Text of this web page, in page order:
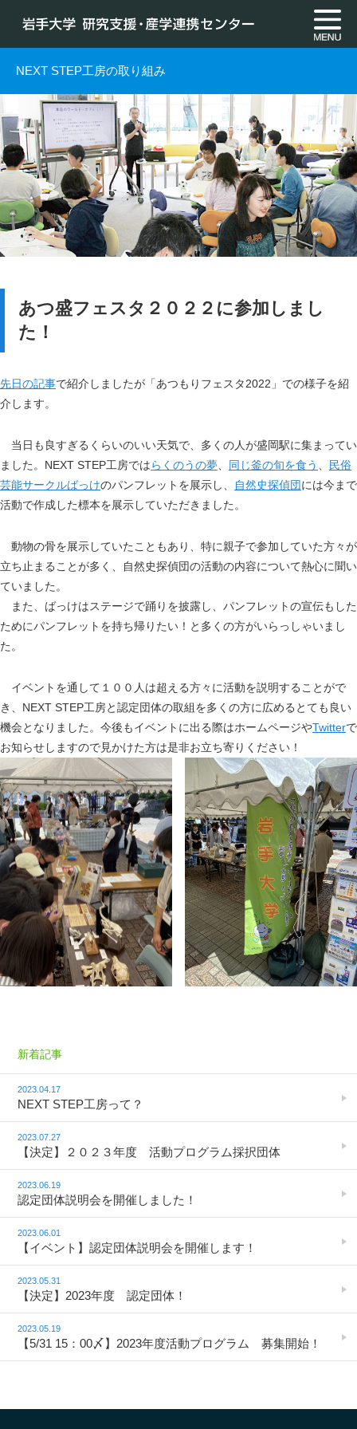
NEXT STEP工房の取り組み
あつ盛フェスタ２０２２に参加しまし
た！
先日の記事で紹介しましたが「あつもりフェスタ2022」での様子を紹
介します。
当日も良すぎるくらいのいい天気で、多くの人が盛岡駅に集まってい
ました。NEXT STEP工房ではらくのうの夢 同じ釜の旬を食う
民俗
芸能サークルばっけのパンフレットを展示し、 自然史探偵団には今まで
活動で作成した標本を展示していただきました。
動物の骨を展示していたこともあり、特に親子で参加していた方々が
立ち止まることが多く、自然史探偵団の活動の内容について熱心に聞い
ていました。
また、ばっけはステージで踊りを披露し、パンフレットの宣伝もした
ためにパンフレットを持ち帰りたい！と多くの方がいらっしゃいまし
た。
イベントを通して１００人は超える方々に活動を説明することがで
き、NEXT STEP工房と認定団体の取組を多くの方に広めるとても良い
機会となりました。今後もイベントに出る際はホームページやTwitterで
お知らせしますので見かけた方は是非お立ち寄りください！
新着記事
2023.04.17
NEXT STEP工房って？
2023.07.27
【決定】２０２３年度 活動プログラム採択団体
2023.06.19
認定団体説明会を開催しました！
2023.06.01
【イベント】認定団体説明会を開催します！
2023.05.31
【決定】2023年度 認定団体！
2023.05.19
【5/31 15：00〆】2023年度活動プログラム 募集開始！